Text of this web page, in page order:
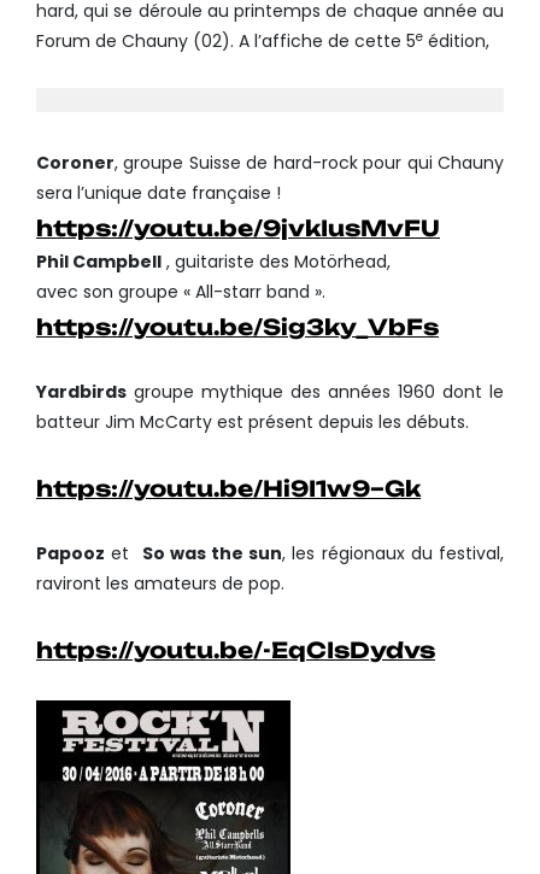
hard, qui se déroule au printemps de chaque année au
Forum de Chauny (02). A l’affiche de cette 5e édition,
Coroner, groupe Suisse de hard-rock pour qui Chauny
sera l’unique date française !
https://youtu.be/9jvkIusMvFU
Phil Campbell , guitariste des Motörhead,
avec son groupe « All-starr band ».
https://youtu.be/Sig3ky_VbFs
Yardbirds groupe mythique des années 1960 dont le
batteur Jim McCarty est présent depuis les débuts.
https://youtu.be/Hi9I1w9–Gk
Papooz et So was the sun, les régionaux du festival,
raviront les amateurs de pop.
https://youtu.be/-EqCIsDydvs